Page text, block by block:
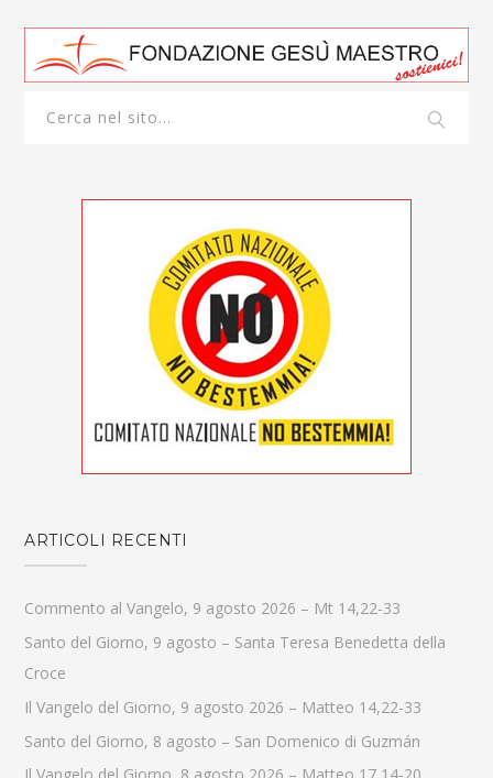
ARTICOLI RECENTI
Commento al Vangelo, 9 agosto 2026 – Mt 14,22-33
Santo del Giorno, 9 agosto – Santa Teresa Benedetta della
Croce
Il Vangelo del Giorno, 9 agosto 2026 – Matteo 14,22-33
Santo del Giorno, 8 agosto – San Domenico di Guzmán